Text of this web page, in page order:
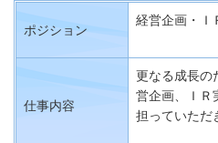
ポジション
経営企画・Ｉ
仕事内容
更なる成長の
営企画、ＩＲ
担っていただ